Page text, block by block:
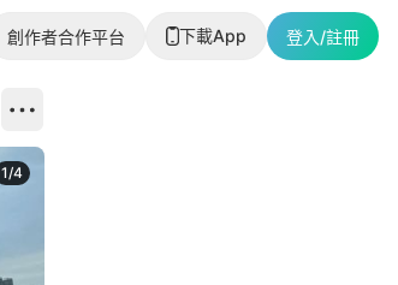
創作者合作平台 下載App 登入/註冊
1/4